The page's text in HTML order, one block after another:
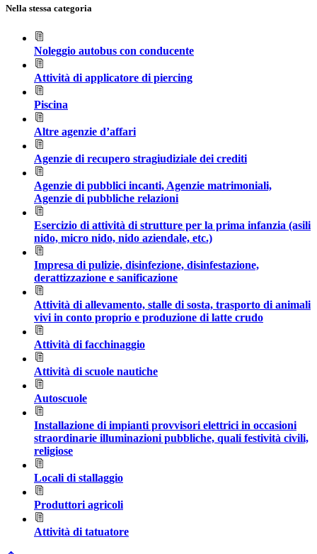
Nella stessa categoria
Noleggio autobus con conducente
Attività di applicatore di piercing
Piscina
Altre agenzie d’affari
Agenzie di recupero stragiudiziale dei crediti
Agenzie di pubblici incanti, Agenzie matrimoniali,
Agenzie di pubbliche relazioni
Esercizio di attività di strutture per la prima infanzia (asili
nido, micro nido, nido aziendale, etc.)
Impresa di pulizie, disinfezione, disinfestazione,
derattizzazione e sanificazione
Attività di allevamento, stalle di sosta, trasporto di animali
vivi in conto proprio e produzione di latte crudo
Attività di facchinaggio
Attività di scuole nautiche
Autoscuole
Installazione di impianti provvisori elettrici in occasioni
straordinarie illuminazioni pubbliche, quali festività civili,
religiose
Locali di stallaggio
Produttori agricoli
Attività di tatuatore